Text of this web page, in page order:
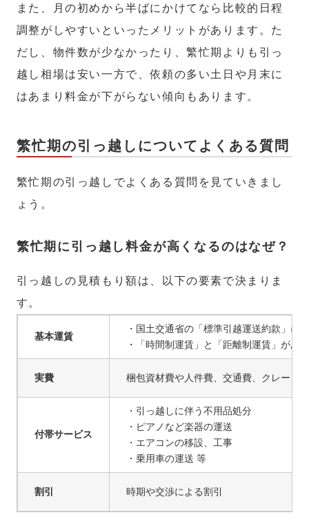
また、月の初めから半ばにかけてなら比較的日程
調整がしやすいといったメリットがあります。た
だし、物件数が少なかったり、繁忙期よりも引っ
越し相場は安い一方で、依頼の多い土日や月末に
はあまり料金が下がらない傾向もあります。
繁忙期の引っ越しについてよくある質問
繁忙期の引っ越しでよくある質問を見ていきまし
ょう。
繁忙期に引っ越し料金が高くなるのはなぜ？
引っ越しの見積もり額は、以下の要素で決まりま
す。
基本運賃
・国土交通省の「標準引越運送約款」に
・「時間制運賃」と「距離制運賃」がある
実費 梱包資材費や人件費、交通費、クレーン
付帯サービス
・引っ越しに伴う不用品処分
・ピアノなど楽器の運送
・エアコンの移設、工事
・乗用車の運送 等
割引 時期や交渉による割引